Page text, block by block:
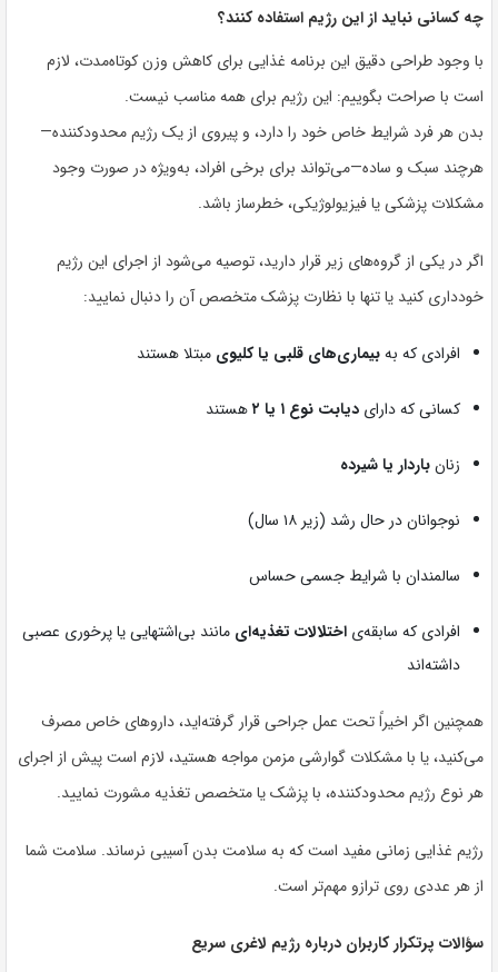
چه کسانی نباید از این رژیم استفاده کنند؟
با وجود طراحی دقیق این برنامه غذایی برای کاهش وزن کوتاه‌مدت، لازم
است با صراحت بگوییم: این رژیم برای همه مناسب نیست.
بدن هر فرد شرایط خاص خود را دارد، و پیروی از یک رژیم محدودکننده—
هرچند سبک و ساده—می‌تواند برای برخی افراد، به‌ویژه در صورت وجود
مشکلات پزشکی یا فیزیولوژیکی، خطرساز باشد.
اگر در یکی از گروه‌های زیر قرار دارید،توصیه می‌شود از اجرای این رژیم
خودداری کنید یا تنها با نظارت پزشک متخصص آن را دنبال نمایید:
افرادی که بهبیماری‌های قلبی یا کلیوی مبتلا هستند
کسانی که دارای دیابت نوع ۱ یا ۲ هستند
زنانباردار یا شیرده
نوجوانان در حال رشد (زیر ۱۸ سال)
سالمندان با شرایط جسمی حساس
افرادی که سابقه‌ی اختلالات تغذیه‌ای مانند بی‌اشتهایی یا پرخوری عصبی
داشته‌اند
همچنین اگر اخیراً تحت عمل جراحی قرار گرفته‌اید، داروهای خاص مصرف
می‌کنید، یا با مشکلات گوارشی مزمن مواجه هستید، لازم است پیش از اجرای
هر نوع رژیم محدودکننده، با پزشک یا متخصص تغذیه مشورت نمایید.
رژیم غذایی زمانی مفید است که به سلامت بدن آسیبی نرساند. سلامت شما
از هر عددی روی ترازو مهم‌تر است.
سؤالات پرتکرار کاربران درباره رژیم لاغری سریع